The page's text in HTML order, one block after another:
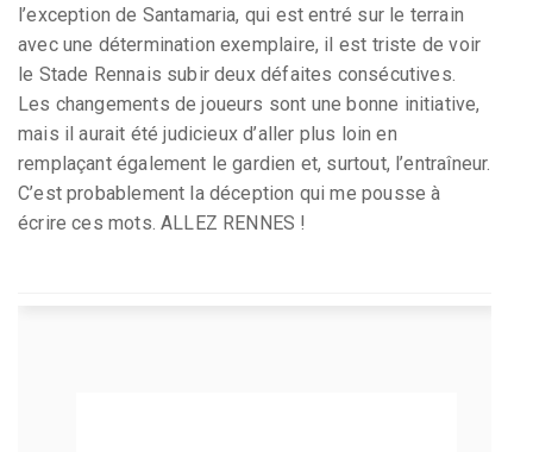
l’exception de Santamaria, qui est entré sur le terrain
avec une détermination exemplaire, il est triste de voir
le Stade Rennais subir deux défaites consécutives.
Les changements de joueurs sont une bonne initiative,
mais il aurait été judicieux d’aller plus loin en
remplaçant également le gardien et, surtout, l’entraîneur.
C’est probablement la déception qui me pousse à
écrire ces mots. ALLEZ RENNES !